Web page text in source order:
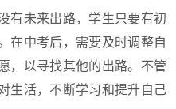
未来出路，学生只要有初
在中考后，需要及时调整自
，以寻找其他的出路。不管
生活，不断学习和提升自己